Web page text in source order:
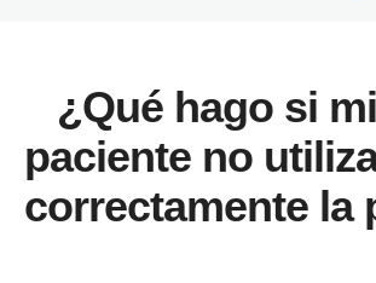
¿Qué hago si mi
paciente no
correctamente la